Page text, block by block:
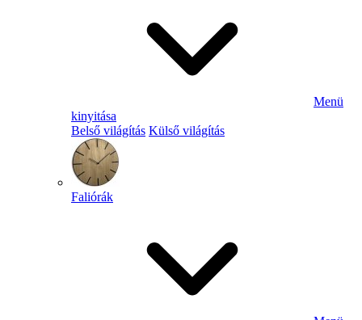
Menü
kinyitása
Belső világítás Külső világítás
Faliórák